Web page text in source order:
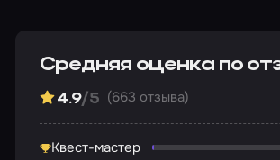
Средняя оценка по
4.9/5 (663 отзыва)
Квест-мастер